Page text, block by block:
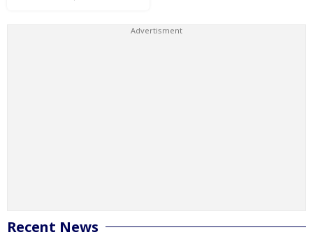
Recent News